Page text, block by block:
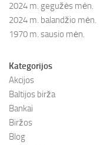
2024 m. gegužės mėn.
2024 m. balandžio mėn.
1970 m. sausio mėn.
Kategorijos
Akcijos
Baltijos birža
Bankai
Biržos
Blog